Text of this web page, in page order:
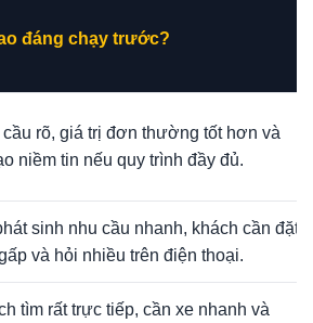
đáng chạy trước?
cầu rõ, giá trị đơn thường tốt hơn và
niềm tin nếu quy trình đầy đủ.
sinh nhu cầu nhanh, khách cần đặt
và hỏi nhiều trên điện thoại.
tìm rất trực tiếp, cần xe nhanh và